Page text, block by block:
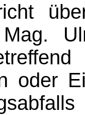
Mag.
oder